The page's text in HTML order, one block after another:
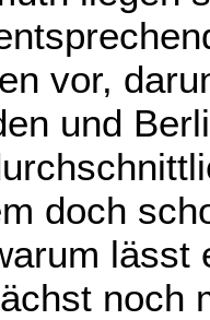
vor,
und
doch
lässt
noch